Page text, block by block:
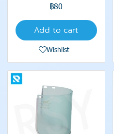
฿80
Add to cart
Wishlist